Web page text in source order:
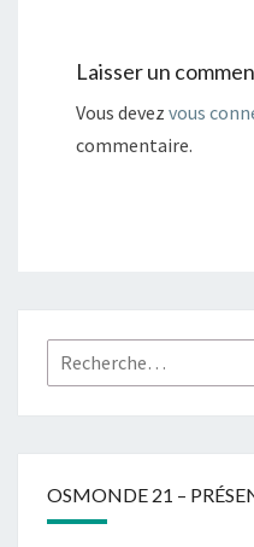
Laisser un
Vous devez vous
commentaire.
Rechercher :
OSMONDE 21 –